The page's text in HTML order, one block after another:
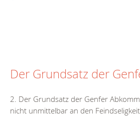
Der Grundsatz der
2. Der Grundsatz der Genfer
nicht unmittelbar an den